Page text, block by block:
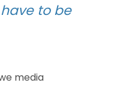
to be
media